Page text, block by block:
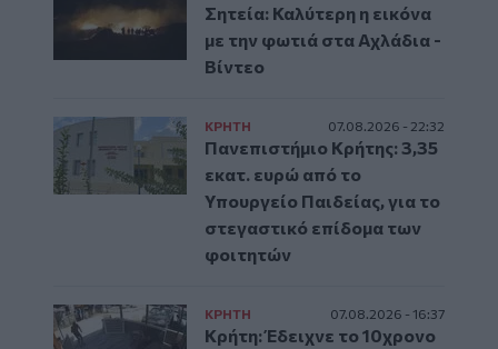
Σητεία: Καλύτερη η εικόνα
με την φωτιά στα Αχλάδια -
Βίντεο
ΚΡΗΤΗ 07.08.2026 - 22:32
Πανεπιστήμιο Κρήτης: 3,35
εκατ. ευρώ από το
Υπουργείο Παιδείας, για το
στεγαστικό επίδομα των
φοιτητών
ΚΡΗΤΗ 07.08.2026 - 16:37
Κρήτη: Έδειχνε το 10χρονο